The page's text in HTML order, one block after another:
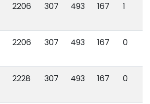
2206 307 493 167 1
2206 307 493 167 0
2228 307 493 167 0